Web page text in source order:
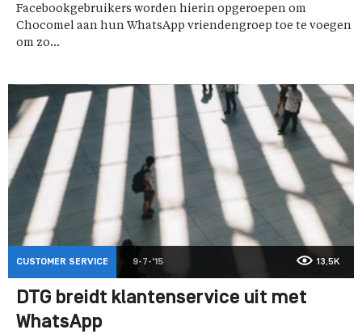
Facebookgebruikers worden hierin opgeroepen om
Chocomel aan hun WhatsApp vriendengroep toe te voegen
om zo...
CUSTOMER SERVICE 9-7-'15 13,5K
DTG breidt klantenservice uit met
WhatsApp